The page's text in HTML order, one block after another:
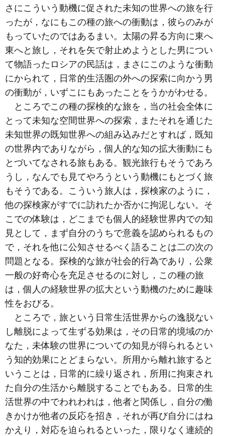
さにこういう動機に促された未知の世界への旅を行
ったが，なにもこの種の旅への衝動は，彼らのみが
もっていたのではあるまい。太陽の昇る方向に東へ
東へと旅し，それを矢で射止めようとした男につい
て物語ったロシアの民話は，まさにこのような衝動
にかられて，日常的生活圏の外への探索に向かう男
の衝動が，いずこにもあったことをうかがわせる。
ところでこの種の探検的な旅を，当の社会全体に
とって未知な空間世界への探索，またそれを通じた
未知世界の既知世界への組み込みだとすれば，既知
の世界内でありながら，個人的な知の拡大衝動にも
とづいてなされる旅もある。観光旅行もそうであろ
うし，なんでも見てやろうという動機にもとづく旅
もそうである。こういう旅人は，探検家のように，
他の探検家がすでに訪れたか否かに拘泥しない。そ
こでの体験は，どこまでも個人的経験世界内での知
見として，まず自分のうちで意義を認められるもの
で，それを他に公知させるべく語ることは二の次の
問題となる。探検的な旅が社会的行為であり，公衆
一般の好奇心を充足させるのに対し，この種の旅
は，個人の経験世界の拡大という動機のために趣味
性をおびる。
ところで，旅という日常生活世界からの逸脱ない
し離脱によって生ずる効果は，その日常的境域のか
なた，未体験の世界についての知見が得られるとい
う知的効果にとどまらない。所用から離れ旅すると
いうことは，日常的に繰り返され，所用に拘束され
た自分の生活から離脱することでもある。日常的生
活世界の中でわれわれは，他者と関係し，自分の働
きかけが他者の反応を招き，それが再び自分にはね
かえり，対応を迫られるといった，限りなく連続的